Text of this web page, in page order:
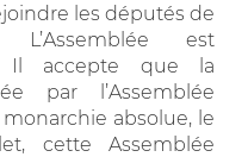
les députés de
L’Assemblée est
Il accepte que la
par l’Assemblée
monarchie absolue, le
cette Assemblée